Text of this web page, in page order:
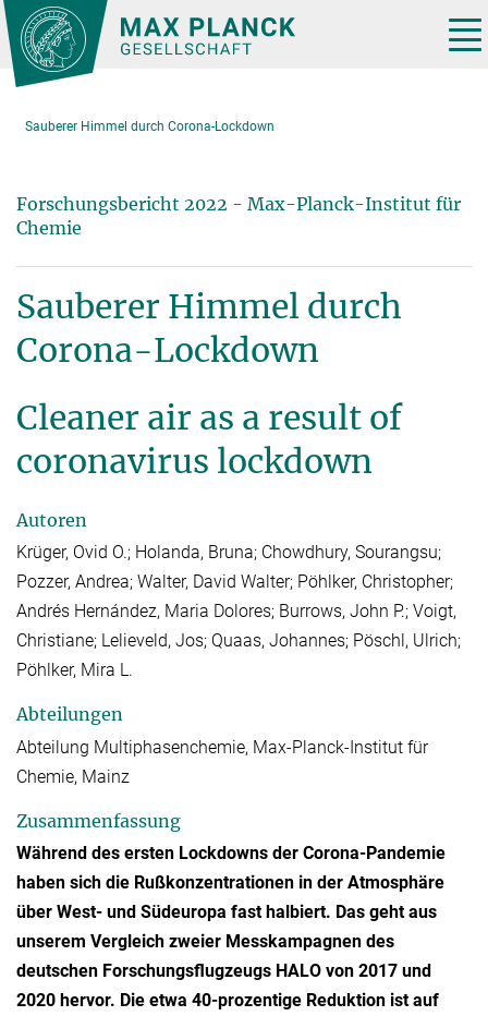
Hauptinhalt
Sauberer Himmel durch Corona-Lockdown
Forschungsbericht 2022 - Max-Planck-Institut für
Chemie
Sauberer Himmel durch
Corona-Lockdown
Cleaner air as a result of
coronavirus lockdown
Autoren
Krüger, Ovid O.; Holanda, Bruna; Chowdhury, Sourangsu;
Pozzer, Andrea; Walter, David Walter; Pöhlker, Christopher;
Andrés Hernández, Maria Dolores; Burrows, John P.; Voigt,
Christiane; Lelieveld, Jos; Quaas, Johannes; Pöschl, Ulrich;
Pöhlker, Mira L.
Abteilungen
Abteilung Multiphasenchemie, Max-Planck-Institut für
Chemie, Mainz
Zusammenfassung
Während des ersten Lockdowns der Corona-Pandemie
haben sich die Rußkonzentrationen in der Atmosphäre
über West- und Südeuropa fast halbiert. Das geht aus
unserem Vergleich zweier Messkampagnen des
deutschen Forschungsflugzeugs HALO von 2017 und
2020 hervor. Die etwa 40-prozentige Reduktion ist auf